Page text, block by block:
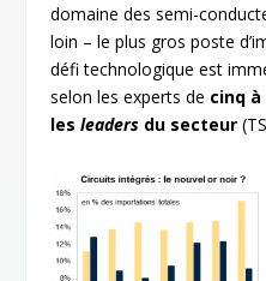
domaine des semi-
loin – le plus gros poste
défi technologique est
selon les experts de cinq
lesleaders du secteur